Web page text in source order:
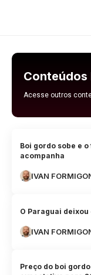
Conteúdos
Acesse outros
Boi gordo sobe e
acompanha
IVAN
O Paraguai
IVAN
Preço do boi